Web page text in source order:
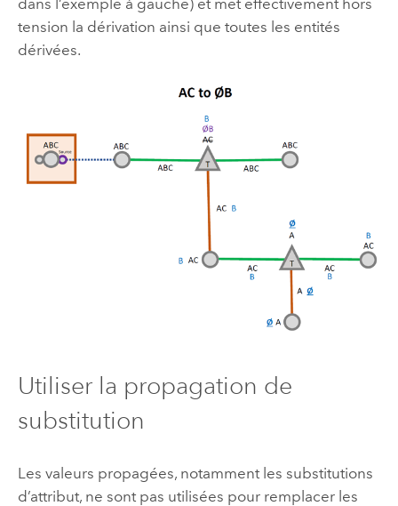
tension la dérivation ainsi que toutes les entités
dérivées.
Utiliser la propagation de
substitution
Les valeurs propagées, notamment les substitutions
d’attribut, ne sont pas utilisées pour remplacer les